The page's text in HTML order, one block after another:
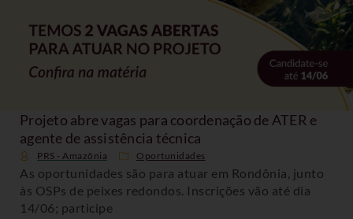
Projeto abre vagas para coordenação de ATER e
agente de assistência técnica
PRS - Amazônia Oportunidades
As oportunidades são para atuar em Rondônia, junto
às OSPs de peixes redondos. Inscrições vão até dia
14/06; participe